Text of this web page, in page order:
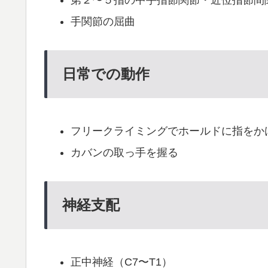
手関節の屈曲
日常での動作
フリークライミングでホールドに指をか
カバンの取っ手を握る
神経支配
正中神経（C7〜T1）